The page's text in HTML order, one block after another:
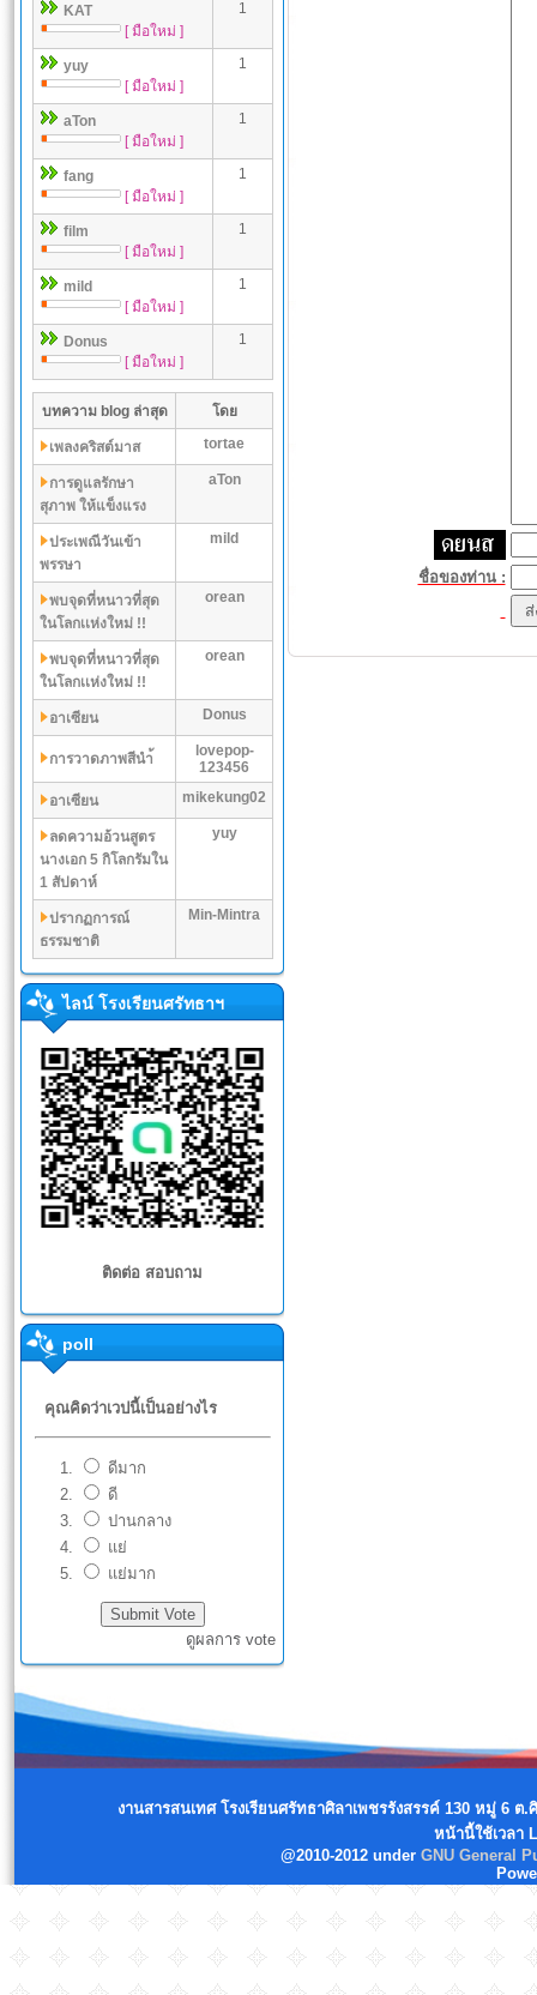
KAT
[ มือใหม่ ]
1
yuy
[ มือใหม่ ]
1
aTon
[ มือใหม่ ]
1
fang
[ มือใหม่ ]
1
film
[ มือใหม่ ]
1
mild
[ มือใหม่ ]
1
Donus
[ มือใหม่ ]
1
บทความ blog ล่าสุด โดย
เพลงคริสต์มาส tortae
การดูแลรักษา
สุภาพ ให้แข็งแรง
aTon
ประเพณีวันเข้า
พรรษา
mild
พบจุดที่หนาวที่สุด
ในโลกเเห่งใหม่ !!
orean
พบจุดที่หนาวที่สุด
ในโลกเเห่งใหม่ !!
orean
อาเซียน Donus
การวาดภาพสีนำ้
lovepop-
123456
อาเซียน
mikekung02
ลดความอ้วนสูตร
นางเอก 5 กิโลกรัมใน
1 สัปดาห์
yuy
ปรากฏการณ์
ธรรมชาติ
Min-Mintra
ไลน์ โรงเรียนศรัทธาฯ
ติดต่อ สอบถาม
poll
คุณคิดว่าเวปนี้เป็นอย่างไร
ดีมาก
ดี
ปานกลาง
แย่
แย่มาก
ดูผลการ vote
ชื่อของท่าน :
งานสารสนเทศ โรงเรียนศรัทธาศิลาเพชรรังสรรค์ 130 หมู่ 6
หน้านี้ใช้เวลา
@2010-2012 under GNU General